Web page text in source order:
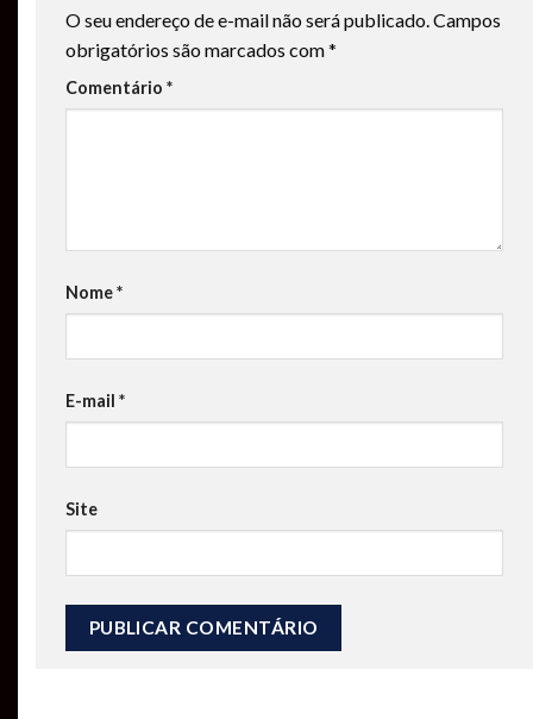
O seu endereço de e-mail não será publicado.Campos
obrigatórios são marcados com*
Comentário *
Nome*
E-mail *
Site